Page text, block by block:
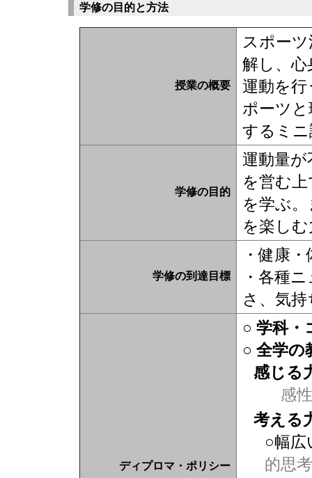
学修の目的と方法
授業の概要
スポー
解し、
運動を
ポーツ
するミ
学修の目的
運動量
を営む
を学ぶ
を楽し
学修の到達目標
・健康
・各種
さ、気
ディプロマ・ポリシー
○ 学科・
○ 全学の
感じる
感性
考える
○幅広
的思